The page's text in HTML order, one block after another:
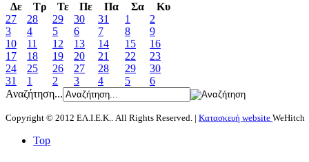
Δε
Tρ Τε Πε Πα Σα
Κυ
27
28 29 30 31 1
2
3
4 5 6 7 8
9
10
11 12 13 14 15
16
17
18 19 20 21 22
23
24
25 26 27 28 29
30
31
1 2 3 4 5
6
Αναζήτηση...
Copyright © 2012 ΕΛ.Ι.Ε.Κ.. All Rights Reserved. | Κατασκευή website WeHitch
Top